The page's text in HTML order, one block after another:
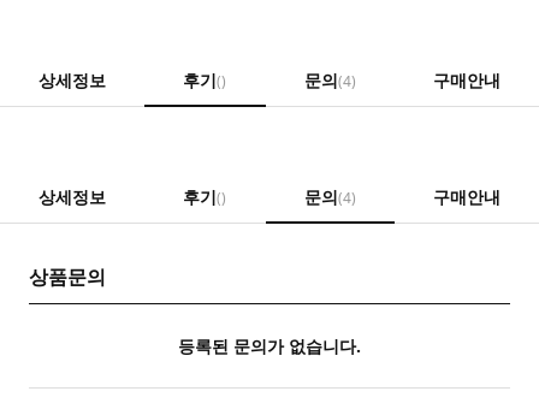
상세정보 후기() 문의(4) 구매안내
상세정보 후기() 문의(4) 구매안내
상품문의
등록된 문의가 없습니다.